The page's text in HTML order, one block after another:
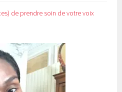
de prendre soin de votre voix